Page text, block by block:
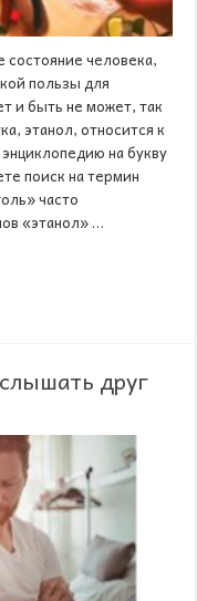
состояние человека,
пользы для
и быть не может, так
этанол, относится к
на букву
поиск на термин
часто
«этанол» …
друг